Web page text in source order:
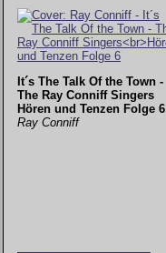
It´s The Talk Of the Town -
The Ray Conniff Singers
Hören und Tenzen Folge 6
Ray Conniff